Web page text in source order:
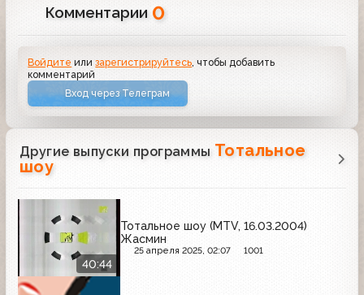
Комментарии 0
Войдите илизарегистрируйтесь , чтобы добавить
комментарий
Вход через Телеграм
Другие выпуски программы Тотальное
шоу
40:44
Тотальное шоу (MTV, 16.03.2004)
Жасмин
25 апреля 2025, 02:07 1001